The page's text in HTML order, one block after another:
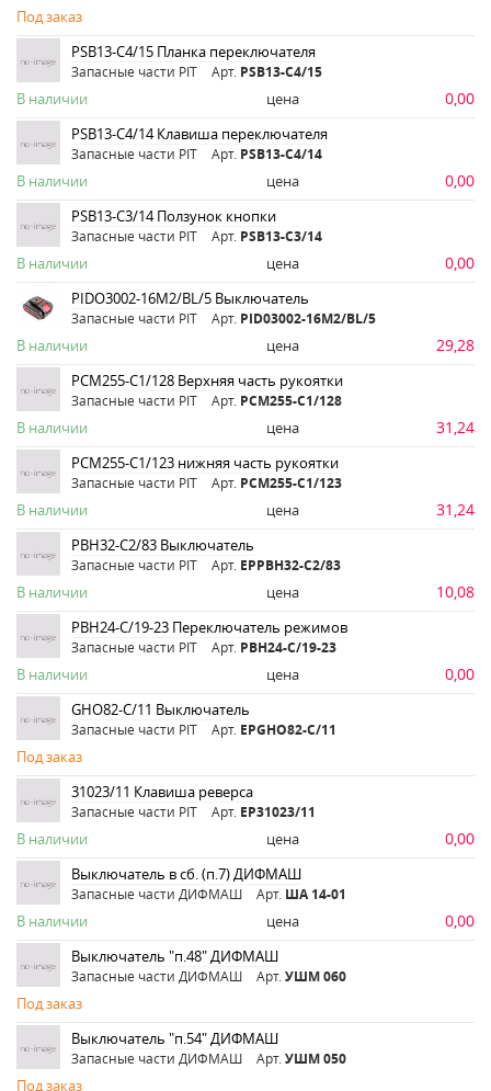
Под заказ
PSB13-C4/15 Планка переключателя
Запасные части PIT Арт. PSB13-C4/15
В наличии цена 0,00
PSB13-C4/14 Клавиша переключателя
Запасные части PIT Арт. PSB13-C4/14
В наличии цена 0,00
PSB13-C3/14 Ползунок кнопки
Запасные части PIT Арт. PSB13-C3/14
В наличии цена 0,00
PIDO3002-16M2/BL/5 Выключатель
Запасные части PIT Арт. PID03002-16M2/BL/5
В наличии цена 29,28
PCM255-C1/128 Верхняя часть рукоятки
Запасные части PIT Арт. PCM255-C1/128
В наличии цена 31,24
PCM255-C1/123 нижняя часть рукоятки
Запасные части PIT Арт. PCM255-C1/123
В наличии цена 31,24
PBH32-C2/83 Выключатель
Запасные части PIT Арт. ЕРPBH32-C2/83
В наличии цена 10,08
PBH24-C/19-23 Переключатель режимов
Запасные части PIT Арт. PBH24-C/19-23
В наличии цена 0,00
GHO82-C/11 Выключатель
Запасные части PIT Арт. ЕРGHO82-C/11
Под заказ
31023/11 Клавиша реверса
Запасные части PIT Арт. ЕР31023/11
В наличии цена 0,00
Выключатель в сб. (п.7) ДИФМАШ
Запасные части ДИФМАШ Арт. ША 14-01
В наличии цена 0,00
Выключатель "п.48" ДИФМАШ
Запасные части ДИФМАШ Арт. УШМ 060
Под заказ
Выключатель "п.54" ДИФМАШ
Запасные части ДИФМАШ Арт. УШМ 050
Под заказ